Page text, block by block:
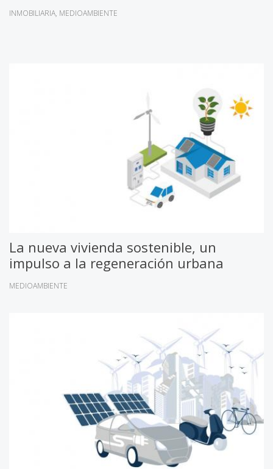
INMOBILIARIA MEDIOAMBIENTE
La nueva vivienda sostenible, un
impulso a la regeneración urbana
MEDIOAMBIENTE